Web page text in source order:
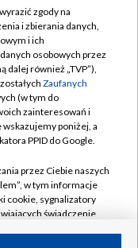
zgody na
i zbierania danych,
i ich
osobowych przez
dalej również „TVP”),
Zaufanych
(w tym do
zainteresowań i
poniżej, a
PPID do Google.
przez Ciebie naszych
w tym informacje
cookie, sygnalizatory
świadczenie